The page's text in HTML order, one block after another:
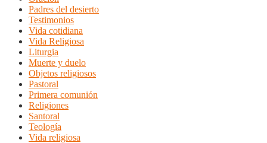
Padres del desierto
Testimonios
Vida cotidiana
Vida Religiosa
Liturgia
Muerte y duelo
Objetos religiosos
Pastoral
Primera comunión
Religiones
Santoral
Teología
Vida religiosa